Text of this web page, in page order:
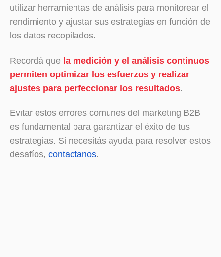
utilizar herramientas de análisis para monitorear el
rendimiento y ajustar sus estrategias en función de
los datos recopilados.
Recordá que la medición y el análisis continuos
permiten optimizar los esfuerzos y realizar
ajustes para perfeccionar los resultados.
Evitar estos errores comunes del marketing B2B
es fundamental para garantizar el éxito de tus
estrategias. Si necesitás ayuda para resolver estos
desafíos, contactanos.